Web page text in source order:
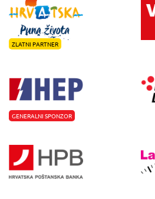
ZLATNI PARTNER
GENERALNI SPONZOR